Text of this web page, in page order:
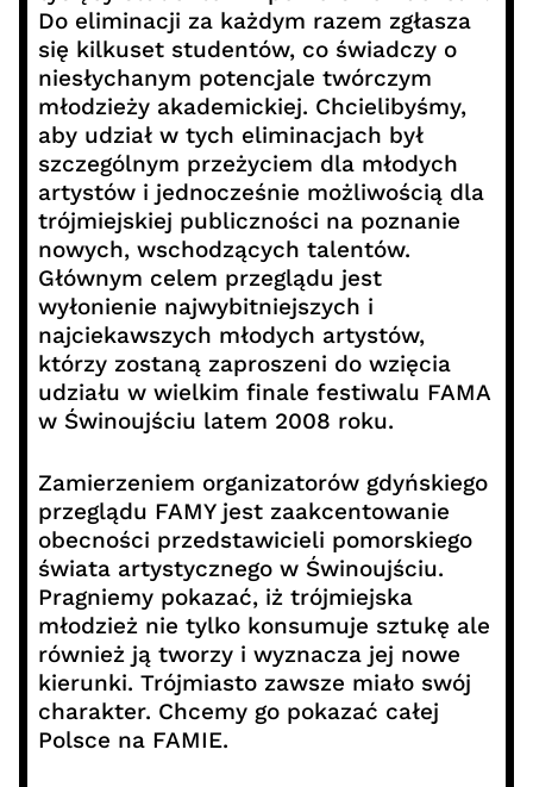
Do eliminacji za każdym razem zgłasza
się kilkuset studentów, co świadczy o
niesłychanym potencjale twórczym
młodzieży akademickiej. Chcielibyśmy,
aby udział w tych eliminacjach był
szczególnym przeżyciem dla młodych
artystów i jednocześnie możliwością dla
trójmiejskiej publiczności na poznanie
nowych, wschodzących talentów.
Głównym celem przeglądu jest
wyłonienie najwybitniejszych i
najciekawszych młodych artystów,
którzy zostaną zaproszeni do wzięcia
udziału w wielkim finale festiwalu FAMA
w Świnoujściu latem 2008 roku.
Zamierzeniem organizatorów gdyńskiego
przeglądu FAMY jest zaakcentowanie
obecności przedstawicieli pomorskiego
świata artystycznego w Świnoujściu.
Pragniemy pokazać, iż trójmiejska
młodzież nie tylko konsumuje sztukę ale
również ją tworzy i wyznacza jej nowe
kierunki. Trójmiasto zawsze miało swój
charakter. Chcemy go pokazać całej
Polsce na FAMIE.